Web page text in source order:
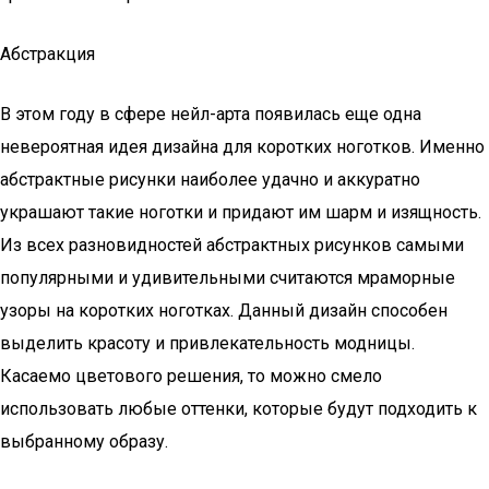
Абстракция
В этом году в сфере нейл-арта появилась еще одна
невероятная идея дизайна для коротких ноготков. Именно
абстрактные рисунки наиболее удачно и аккуратно
украшают такие ноготки и придают им шарм и изящность.
Из всех разновидностей абстрактных рисунков самыми
популярными и удивительными считаются мраморные
узоры на коротких ноготках. Данный дизайн способен
выделить красоту и привлекательность модницы.
Касаемо цветового решения, то можно смело
использовать любые оттенки, которые будут подходить к
выбранному образу.